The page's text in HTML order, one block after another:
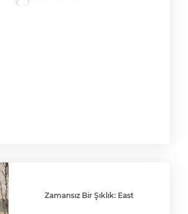
Zamansız Bir Şıklık: East